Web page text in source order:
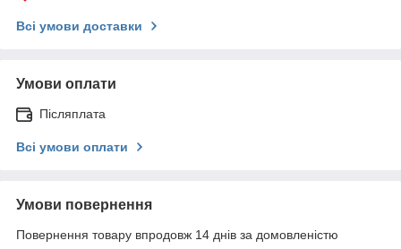
Всі умови доставки
Умови оплати
Післяплата
Всі умови оплати
Умови повернення
Повернення товару впродовж 14 днів за домовленістю